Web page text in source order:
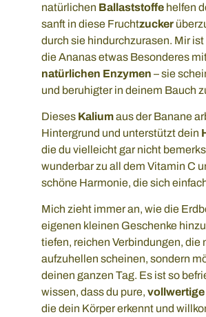
natürlichen Ballaststoffe helfen
sanft in diese Fruchtzucker
durch sie hindurchzurasen. Mir
die Ananas etwas Besonderes
natürlichen Enzymen – sie
und beruhigter in deinem Bauch
Dieses Kaliumaus der Banane
Hintergrund und unterstützt dein
die du vielleicht gar nicht
wunderbar zu all dem Vitamin C
schöne Harmonie, die sich
Mich zieht immer an, wie die
eigenen kleinen Geschenke
tiefen, reichen Verbindungen, die
aufzuhellen scheinen, sondern
deinen ganzen Tag. Es ist so
wissen, dass du pure, vollwertige
die dein Körper erkennt und